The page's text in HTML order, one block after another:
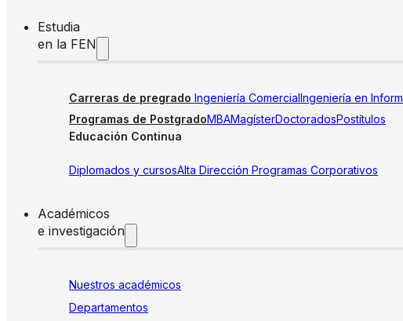
Estudia
en la FEN
Carreras de pregrado Ingeniería ComercialIngeniería en
Programas de PostgradoMBAMagísterDoctoradosPostítulos
Educación Continua
Diplomados y cursosAlta Dirección Programas Corporativos
Académicos
e investigación
Nuestros académicos
Departamentos